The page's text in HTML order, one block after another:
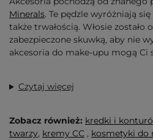
Minerals. Te pędzle wyróżniają
także trwałością. Włosie zostało
zabezpieczone skuwką, aby nie
akcesoria do make-upu mogą Ci
Czytaj więcej
Zobacz również: kredki i
twarzy, kremy CC , kosmetyki do